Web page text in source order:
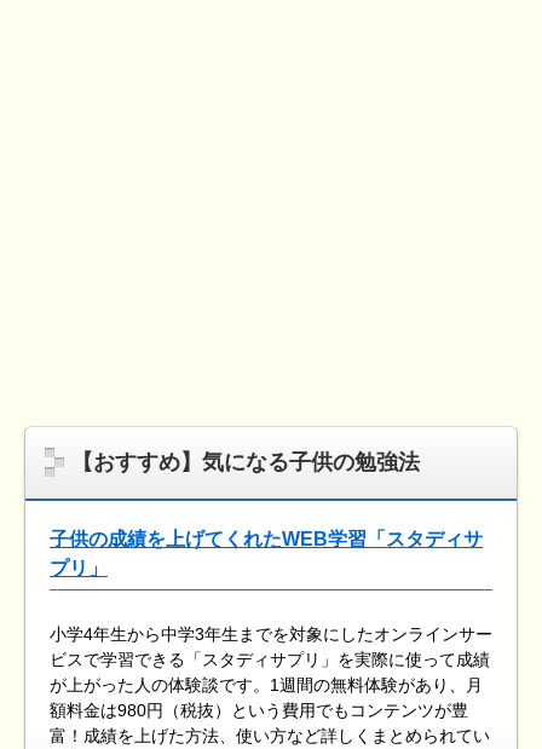
【おすすめ】気になる子供の勉強法
子供の成績を上げてくれたWEB学習「スタディサ
プリ」
小学4年生から中学3年生までを対象にしたオンラインサー
ビスで学習できる「スタディサプリ」を実際に使って成績
が上がった人の体験談です。1週間の無料体験があり、月
額料金は980円（税抜）という費用でもコンテンツが豊
富！成績を上げた方法、使い方など詳しくまとめられてい